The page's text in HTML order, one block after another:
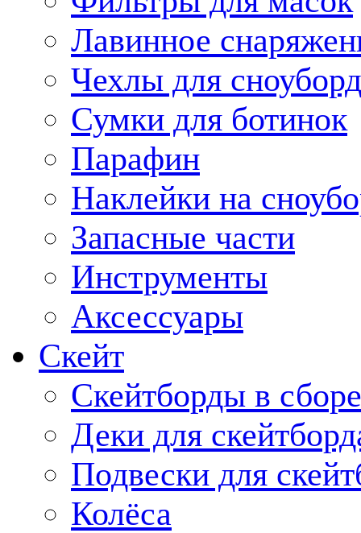
Лавинное
Чехлы для
Сумки для ботинок
Парафин
Наклейки на
Запасные части
Инструменты
Аксессуары
Скейт
Скейтборды в сборе
Деки для
Подвески для
Колёса